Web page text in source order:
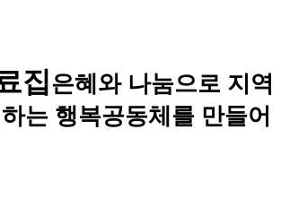
집은혜와 나눔으로 지역
는 행복공동체를 만들어